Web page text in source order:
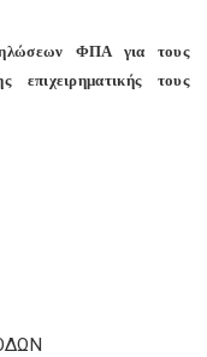
ΦΠΑ για τους
τους